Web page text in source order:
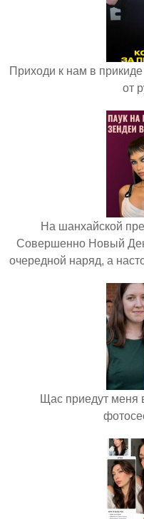
Приходи к нам в
от
На шанхайской
Совершенно Новый
очередной наряд, а
Щас приедут меня